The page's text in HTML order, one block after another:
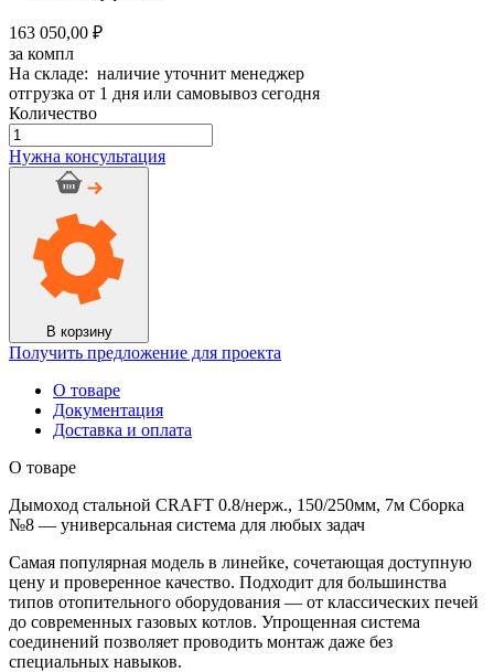
163 050,00 ₽
за компл
На складе: наличие уточнит менеджер
отгрузка от 1 дня или самовывоз сегодня
Количество
Количество
товара
Дымоход
стальной
нерж.,
150/250мм,
Нужна консультация
В корзину
Получить предложение для проекта
О товаре
Документация
Доставка и оплата
О товаре
Дымоход стальной CRAFT 0.8/нерж., 150/250мм, 7м Сборка
№8 — универсальная система для любых задач
Самая популярная модель в линейке, сочетающая доступную
цену и проверенное качество. Подходит для большинства
типов отопительного оборудования — от классических печей
до современных газовых котлов. Упрощенная система
соединений позволяет проводить монтаж даже без
специальных навыков.